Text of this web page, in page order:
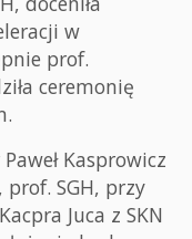
w
prof.
ceremonię
Kasprowicz
prof. SGH, przy
Juca z SKN